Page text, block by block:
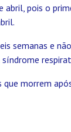
pois o
semanas e
morrem